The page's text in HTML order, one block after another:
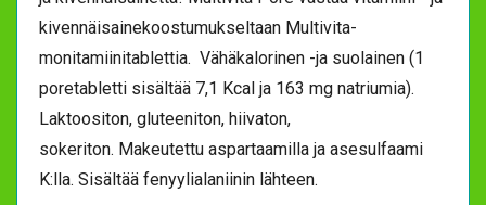
kivennäisainekoostumukseltaan Multivita-
monitamiinitablettia. Vähäkalorinen -ja suolainen (1
poretabletti sisältää 7,1 Kcal ja 163 mg natriumia).
Laktoositon, gluteeniton, hiivaton,
sokeriton. Makeutettu aspartaamilla ja asesulfaami
K:lla. Sisältää fenyylialaniinin lähteen.